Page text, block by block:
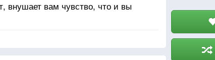
внушает вам чувство, что и вы